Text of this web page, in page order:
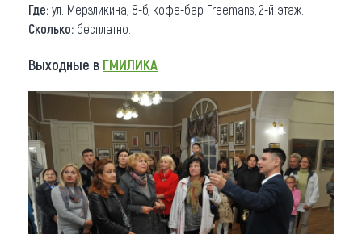
Где: ​ул. Мерзликина, 8-б, кофе-бар Freemans, 2-й этаж.
Сколько: бесплатно.
Выходные в ГМИЛИКА